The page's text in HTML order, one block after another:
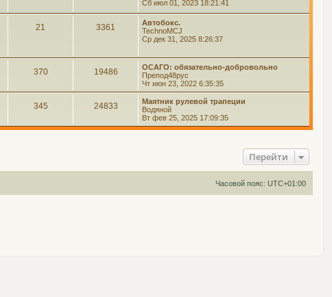
Сб июл 01, 2023 18:21:41
21 3361
Автобокс.
TechnoMCJ
Ср дек 31, 2025 8:26:37
370 19486
ОСАГО: обязательно-добровольно
Препод48рус
Чт июн 23, 2022 6:35:35
345 24833
Маятник рулевой трапеции
Водяной
Вт фев 25, 2025 17:09:35
Перейти
Часовой пояс: UTC+01:00